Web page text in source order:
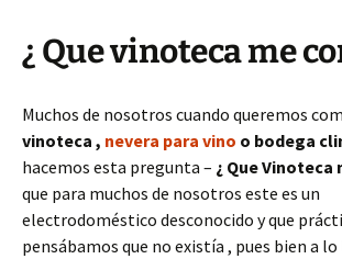
¿ Que vinoteca me
Muchos de nosotros cuando queremos
vinoteca , nevera para vino o bodega
hacemos esta pregunta – ¿ Que Vinoteca
que para muchos de nosotros este es un
electrodoméstico desconocido y que
pensábamos que no existía , pues bien a